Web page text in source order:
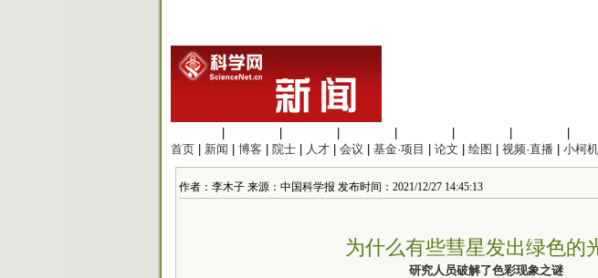
首页
新闻 博客 院士 人才 会议 基金·项目 论文 绘图 视频·直播 小柯
作者：李木子 来源：中国科学报 发布时间：2021/12/27 14:45:13
为什么有些彗星发出绿色的
研究人员破解了色彩现象之谜